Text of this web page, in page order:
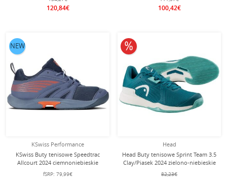
Męskie
120,84€ 100,42€
KSwiss Performance
KSwiss Buty tenisowe Speedtrac
Allcourt 2024 ciemnoniebieskie
dziecięce
fSRP: 79,99€
NEW
Head
Head Buty tenisowe Sprint Team 3.5
Clay/Piasek 2024 zielono-niebieskie
Damskie
82,23€
10% obniżone